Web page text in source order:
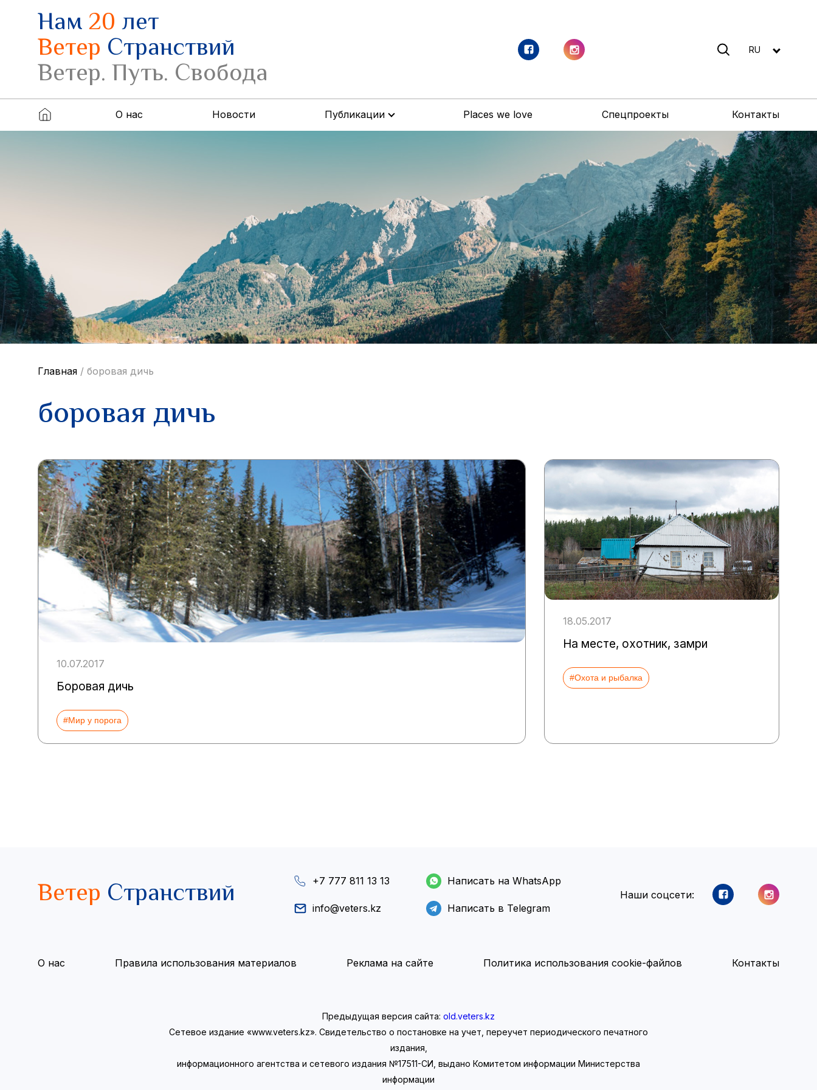
Нам20лет
Ветер Странствий
Ветер. Путь. Свобода
RU
О нас Новости Публикации Places we love Спецпроекты Контакты
Главная / боровая дичь
боровая дичь
10.07.2017
Боровая дичь
#Мир у порога
18.05.2017
На месте, охотник, замри
#Охота и рыбалка
Ветер Странствий +7 777 811 13 13
info@veters.kz
Написать на WhatsApp
Написать в Telegram
Наши соцсети:
О нас Правила использования материалов Реклама на сайте Политика использования cookie-файлов Контакты
Предыдущая версия сайта: old.veters.kz
Сетевое издание «www.veters.kz». Свидетельство о постановке на учет, переучет периодического печатного
издания,
информационного агентства и сетевого издания №17511-СИ, выдано Комитетом информации Министерства
информации